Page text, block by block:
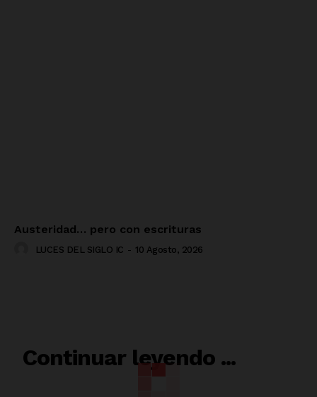
Austeridad… pero con escrituras
LUCES DEL SIGLO IC - 10 Agosto, 2026
Continuar leyendo ...
RELACIONADO